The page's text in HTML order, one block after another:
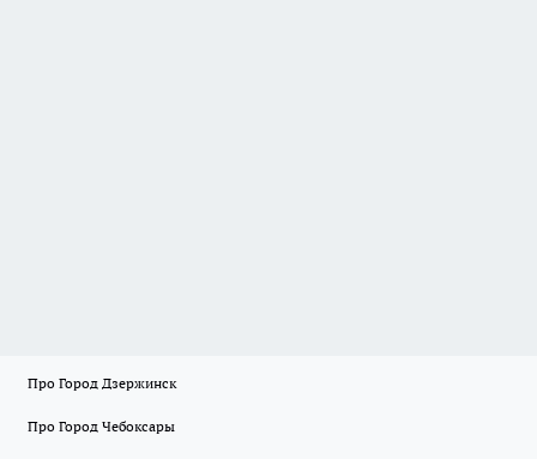
Про Город Дзержинск
Про Город Чебоксары